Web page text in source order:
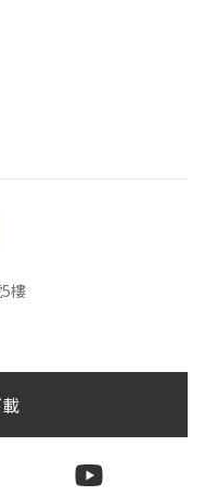
人真的沒辦法解
樓